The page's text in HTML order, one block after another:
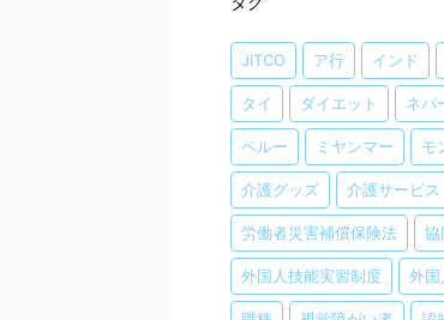
JITCO ア行 インド
タイ ダイエット ネパ
ペルー ミヤンマー モ
介護グッズ 介護サービス
労働者災害補償保険法 協
外国人技能実習制度 外国